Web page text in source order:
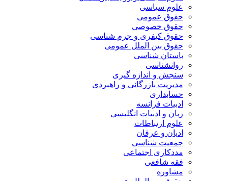
علوم سیاسی
حقوق عمومی
حقوق خصوصی
حقوق کیفری و جرم شناسی
حقوق بین الملل عمومی
باستان شناسی
روانشناسی
سنجش و اندازه گیری
مدیریت بازرگانی و راهبردی
حسابداری
ادبیات فرانسه
زبان و ادبیات انگلیسی
علوم ارتباطات
ادیان و عرفان
جمعیت شناسی
مددکاری اجتماعی
فقه شافعی
مشاوره